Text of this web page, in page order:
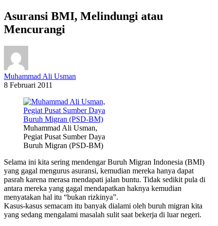
Asuransi BMI, Melindungi atau
Mencurangi
Muhammad Ali Usman
8 Februari 2011
Muhammad Ali Usman,
Pegiat Pusat Sumber Daya
Buruh Migran (PSD-BM)
Selama ini kita sering mendengar Buruh Migran Indonesia (BMI)
yang gagal mengurus asuransi, kemudian mereka hanya dapat
pasrah karena merasa mendapati jalan buntu. Tidak sedikit pula di
antara mereka yang gagal mendapatkan haknya kemudian
menyatakan hal itu “bukan rizkinya”.
Kasus-kasus semacam itu banyak dialami oleh buruh migran kita
yang sedang mengalami masalah sulit saat bekerja di luar negeri.